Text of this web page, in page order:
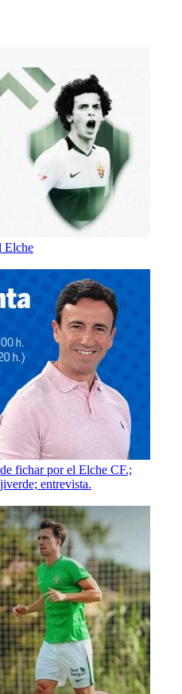
Elche
fichar por el Elche CF.;
entrevista.